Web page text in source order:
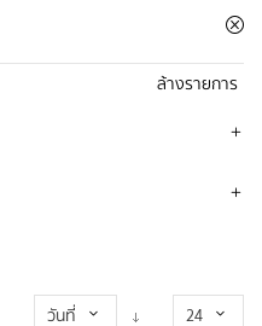
ล้างรายการ
วันที่ 24